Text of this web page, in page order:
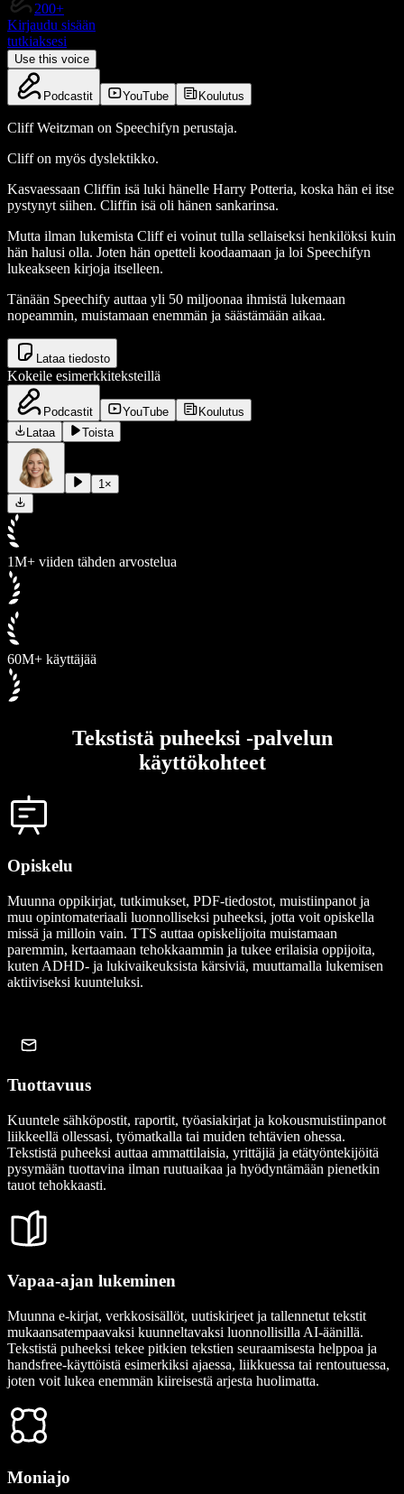
200+
Kirjaudu sisään
tutkiaksesi
Use this voice
Podcastit YouTube Koulutus
Cliff Weitzman on Speechifyn perustaja.
Cliff on myös dyslektikko.
Kasvaessaan Cliffin isä luki hänelle Harry Potteria, koska hän ei itse
pystynyt siihen. Cliffin isä oli hänen sankarinsa.
Mutta ilman lukemista Cliff ei voinut tulla sellaiseksi henkilöksi kuin
hän halusi olla. Joten hän opetteli koodaamaan ja loi Speechifyn
lukeakseen kirjoja itselleen.
Tänään Speechify auttaa yli 50 miljoonaa ihmistä lukemaan
nopeammin, muistamaan enemmän ja säästämään aikaa.
Lataa tiedosto
Kokeile esimerkkiteksteillä
Podcastit YouTube
Koulutus
Lataa
Toista
1 ×
1M+ viiden tähden arvostelua
60M+ käyttäjää
Tekstistä puheeksi -palvelun
käyttökohteet
Opiskelu
Muunna oppikirjat, tutkimukset, PDF-tiedostot, muistiinpanot ja
muu opintomateriaali luonnolliseksi puheeksi, jotta voit opiskella
missä ja milloin vain. TTS auttaa opiskelijoita muistamaan
paremmin, kertaamaan tehokkaammin ja tukee erilaisia oppijoita,
kuten ADHD- ja lukivaikeuksista kärsiviä, muuttamalla lukemisen
aktiiviseksi kuunteluksi.
Tuottavuus
Kuuntele sähköpostit, raportit, työasiakirjat ja kokousmuistiinpanot
liikkeellä ollessasi, työmatkalla tai muiden tehtävien ohessa.
Tekstistä puheeksi auttaa ammattilaisia, yrittäjiä ja etätyöntekijöitä
pysymään tuottavina ilman ruutuaikaa ja hyödyntämään pienetkin
tauot tehokkaasti.
Vapaa-ajan lukeminen
Muunna e-kirjat, verkkosisällöt, uutiskirjeet ja tallennetut tekstit
mukaansatempaavaksi kuunneltavaksi luonnollisilla AI-äänillä.
Tekstistä puheeksi tekee pitkien tekstien seuraamisesta helppoa ja
handsfree-käyttöistä esimerkiksi ajaessa, liikkuessa tai rentoutuessa,
joten voit lukea enemmän kiireisestä arjesta huolimatta.
Moniajo